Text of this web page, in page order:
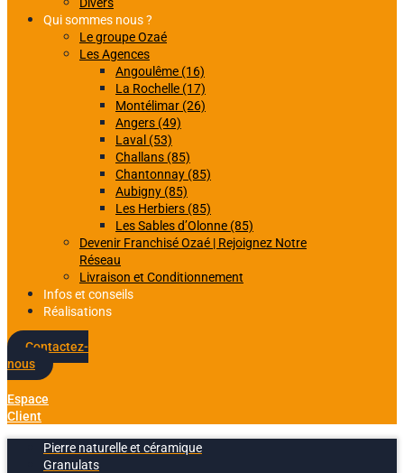
Qui sommes nous ?
Le groupe Ozaé
Les Agences
Angoulême (16)
La Rochelle (17)
Montélimar (26)
Angers (49)
Laval (53)
Challans (85)
Chantonnay (85)
Aubigny (85)
Les Herbiers (85)
Les Sables d’Olonne (85)
Devenir Franchisé Ozaé | Rejoignez Notre
Réseau
Livraison et Conditionnement
Infos et conseils
Réalisations
Contactez-
nous
Espace
Client
Pierre naturelle et céramique
Granulats